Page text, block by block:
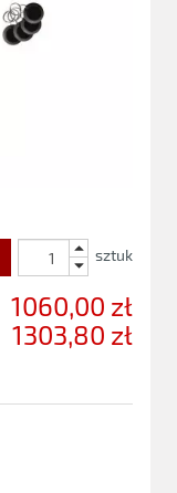
sztuk
1060,00 zł
1303,80 zł